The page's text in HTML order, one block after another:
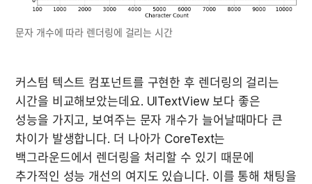
문자 개수에 따라 렌더링에 걸리는 시간
커스텀 텍스트 컴포넌트를 구현한 후 렌더링의 걸리는
시간을 비교해보았는데요. UITextView 보다 좋은
성능을 가지고, 보여주는 문자 개수가 늘어날때마다 큰
차이가 발생합니다. 더 나아가 CoreText는
백그라운드에서 렌더링을 처리할 수 있기 때문에
추가적인 성능 개선의 여지도 있습니다. 이를 통해 채팅을